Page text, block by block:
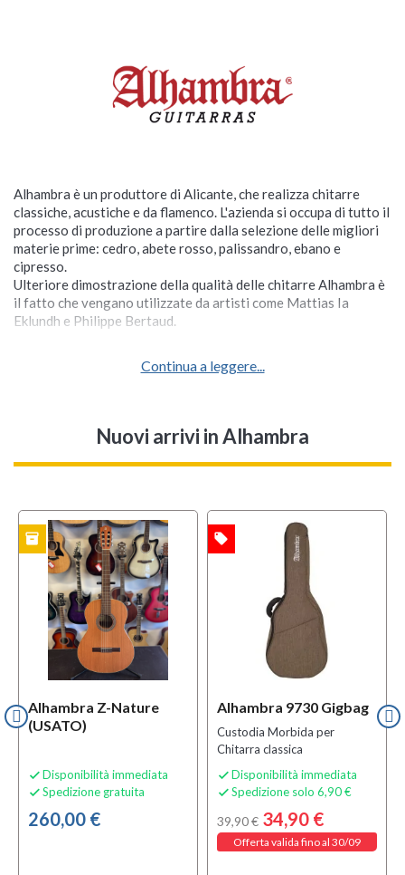
Alhambra è un produttore di Alicante, che realizza chitarre
classiche, acustiche e da flamenco. L'azienda si occupa di tutto il
processo di produzione a partire dalla selezione delle migliori
materie prime: cedro, abete rosso, palissandro, ebano e
cipresso.
Ulteriore dimostrazione della qualità delle chitarre Alhambra è
il fatto che vengano utilizzate da artisti come Mattias Ia
Eklundh e Philippe Bertaud.
Continua a leggere...
Nuovi arrivi in Alhambra
Alhambra Z-Nature
(USATO)
 Disponibilità immediata
 Spedizione gratuita
260,00 €
inventory
Alhambra 9730 Gigbag
Custodia Morbida per
Chitarra classica
 Disponibilità immediata
 Spedizione solo 6,90 €
39,90 € 34,90 €
Offerta valida fino al 30/09
OFFERTA local_offer